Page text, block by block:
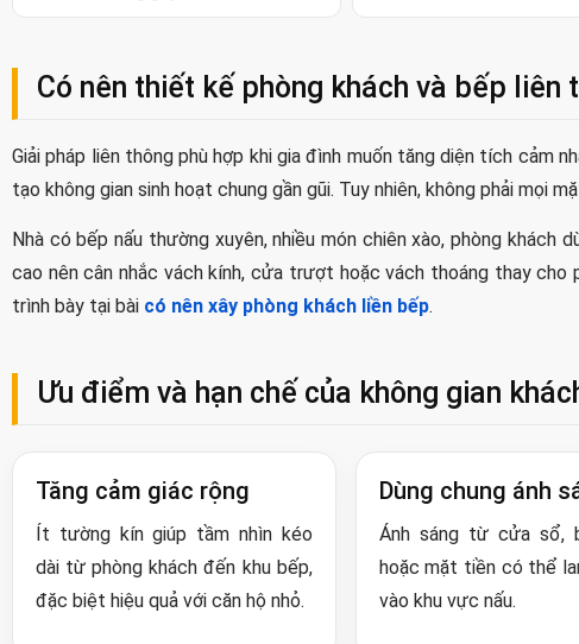
Có nên thiết kế phòng khách và bếp liên
Giải pháp liên thông phù hợp khi gia đình muốn tăng diện tích cảm
tạo không gian sinh hoạt chung gần gũi. Tuy nhiên, không phải mọi
Nhà có bếp nấu thường xuyên, nhiều món chiên xào, phòng
cao nên cân nhắc vách kính, cửa trượt hoặc vách thoáng thay
trình bày tại bài có nên xây phòng khách liền bếp.
Ưu điểm và hạn chế của không gian
Tăng cảm giác rộng
Ít tường kín giúp tầm nhìn kéo
dài từ phòng khách đến khu bếp,
đặc biệt hiệu quả với căn hộ nhỏ.
Dùng chung ánh
Ánh sáng từ cửa sổ,
hoặc mặt tiền có thể
vào khu vực nấu.